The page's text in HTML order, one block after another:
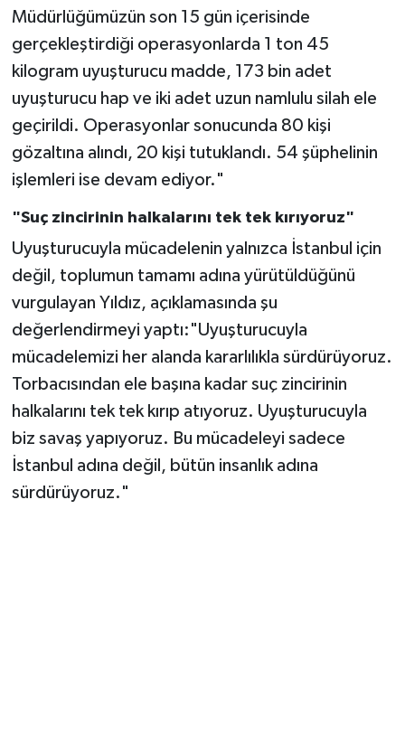
Müdürlüğümüzün son 15 gün içerisinde
gerçekleştirdiği operasyonlarda 1 ton 45
kilogram uyuşturucu madde, 173 bin adet
uyuşturucu hap ve iki adet uzun namlulu silah ele
geçirildi. Operasyonlar sonucunda 80 kişi
gözaltına alındı, 20 kişi tutuklandı. 54 şüphelinin
işlemleri ise devam ediyor."
"Suç zincirinin halkalarını tek tek kırıyoruz"
Uyuşturucuyla mücadelenin yalnızca İstanbul için
değil, toplumun tamamı adına yürütüldüğünü
vurgulayan Yıldız, açıklamasında şu
değerlendirmeyi yaptı:"Uyuşturucuyla
mücadelemizi her alanda kararlılıkla sürdürüyoruz.
Torbacısından ele başına kadar suç zincirinin
halkalarını tek tek kırıp atıyoruz. Uyuşturucuyla
biz savaş yapıyoruz. Bu mücadeleyi sadece
İstanbul adına değil, bütün insanlık adına
sürdürüyoruz."